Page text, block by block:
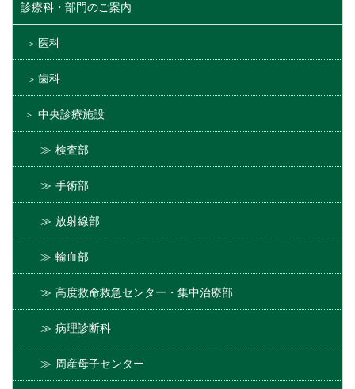
診療科・部門のご案内
医科
歯科
中央診療施設
検査部
手術部
放射線部
輸血部
高度救命救急センター・集中治療部
病理診断科
周産母子センター